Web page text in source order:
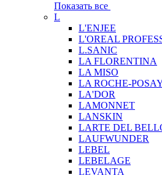
Показать все
L
L'ENJEE
L'OREAL
L.SANIC
LA FLORENTINA
LA MISO
LA ROCHE-
LA'DOR
LAMONNET
LANSKIN
LARTE DEL
LAUFWUNDER
LEBEL
LEBELAGE
LEVANTA